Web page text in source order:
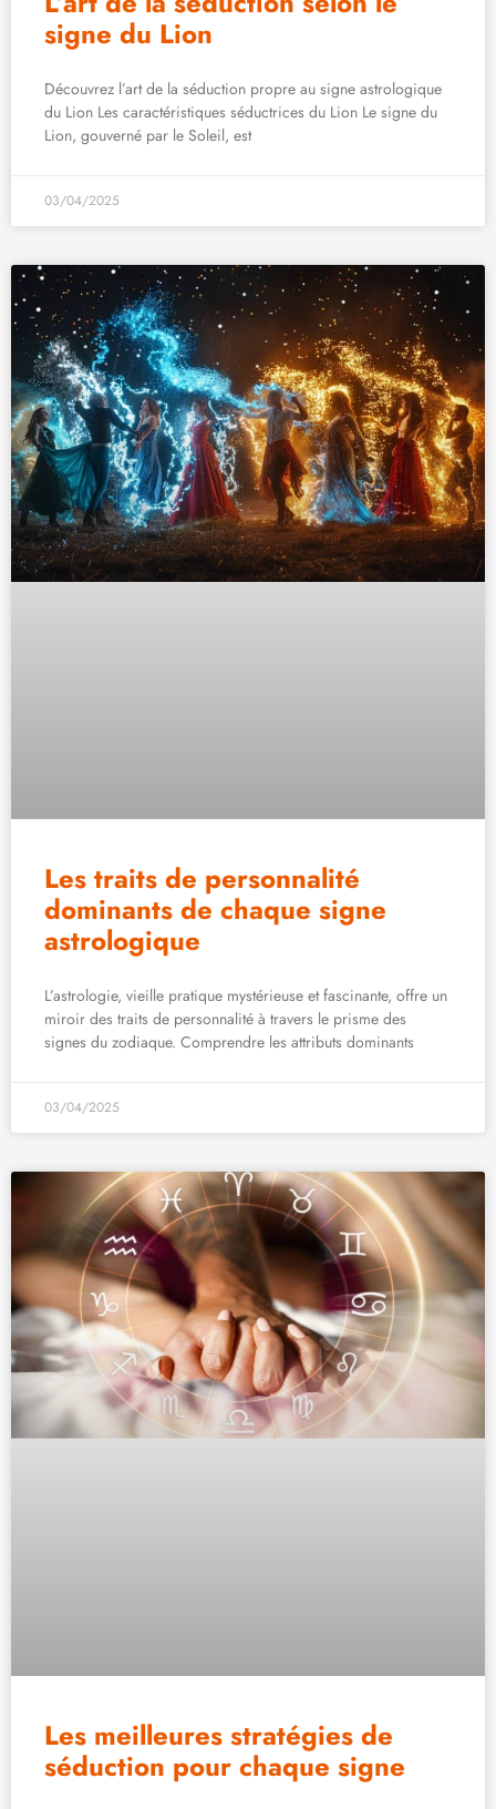
signe du Lion
Découvrez l’art de la séduction propre au signe astrologique
du Lion Les caractéristiques séductrices du Lion Le signe du
Lion, gouverné par le Soleil, est
03/04/2025
Les traits de personnalité
dominants de chaque signe
astrologique
L’astrologie, vieille pratique mystérieuse et fascinante, offre un
miroir des traits de personnalité à travers le prisme des
signes du zodiaque. Comprendre les attributs dominants
03/04/2025
Les meilleures stratégies de
séduction pour chaque signe